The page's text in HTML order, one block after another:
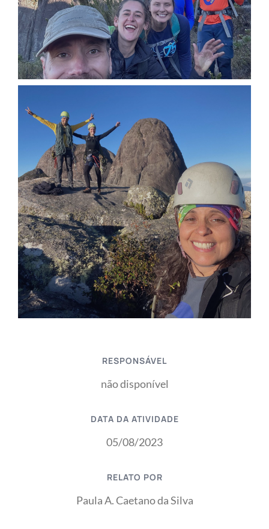
RESPONSÁVEL
não disponível
DATA DA ATIVIDADE
05/08/2023
RELATO POR
Paula A. Caetano da Silva
97ED409E-BFEF-40F7-915F-
27DBDE91411C